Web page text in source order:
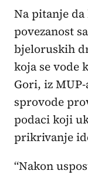
Na pitanje
povezanost
bjeloruskih
koja se vode
Gori, iz
sprovode
podaci koji
prikrivanje
“Nakon